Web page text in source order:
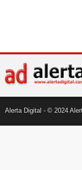
Alerta Digital - © 2024